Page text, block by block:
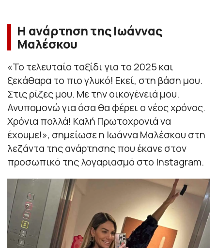
Η ανάρτηση της Ιωάννας
Μαλέσκου
«Το τελευταίο ταξίδι για το 2025 και
ξεκάθαρα το πιο γλυκό! Εκεί, στη βάση μου.
Στις ρίζες μου. Με την οικογένειά μου.
Ανυπομονώ για όσα θα φέρει ο νέος χρόνος.
Χρόνια πολλά! Καλή Πρωτοχρονιά να
έχουμε!», σημείωσε η Ιωάννα Μαλέσκου στη
λεζάντα της ανάρτησης που έκανε στον
προσωπικό της λογαριασμό στο Instagram.